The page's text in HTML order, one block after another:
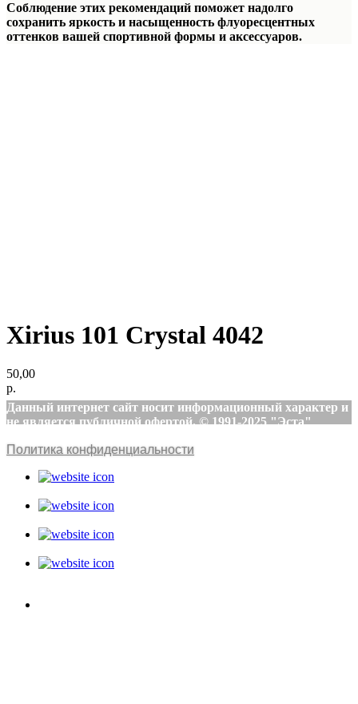
Соблюдение этих рекомендаций поможет надолго
сохранить яркость и насыщенность флуоресцентных
оттенков вашей спортивной формы и аксессуаров.
Xirius 101 Crystal 4042
50,00
р.
Данный интернет сайт носит информационный характер и
не является публичной офертой. © 1991-2025 "Эста"
Политика конфиденциальности